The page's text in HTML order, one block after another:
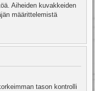
Aiheiden kuvakkeiden
määrittelemistä
tason kontrolli